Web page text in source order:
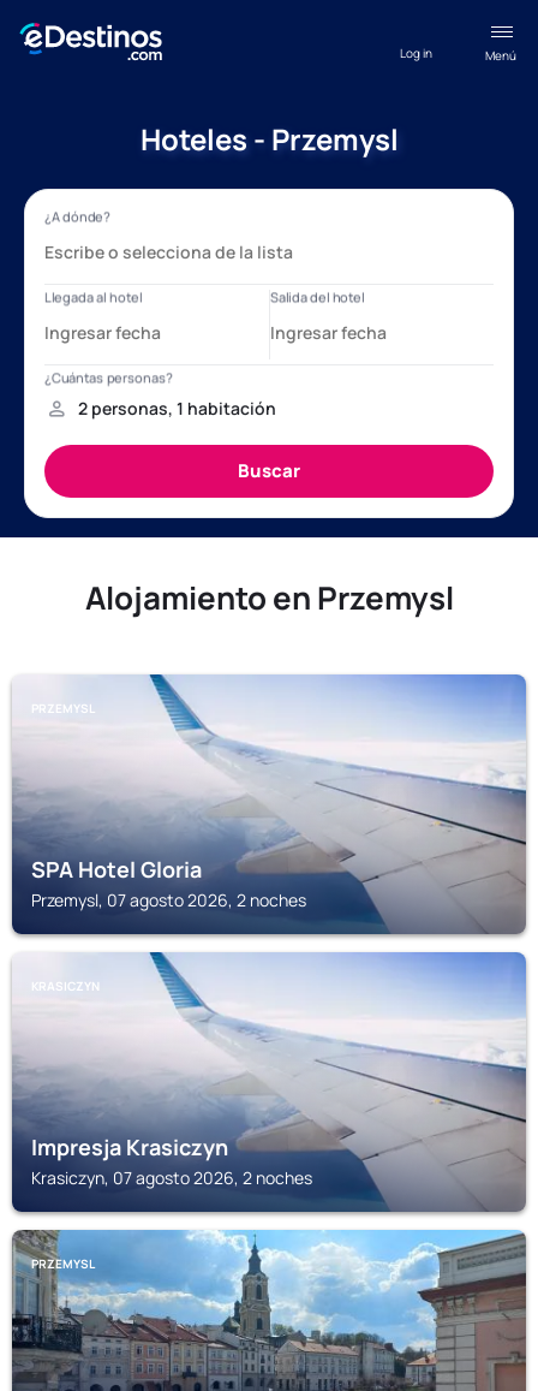
Menú
Log in
Hoteles - Przemysl
Alojamiento en Przemysl
PRZEMYSL
SPA Hotel Gloria
Przemysl, 07 agosto 2026, 2 noches
KRASICZYN
Impresja Krasiczyn
Krasiczyn, 07 agosto 2026, 2 noches
PRZEMYSL